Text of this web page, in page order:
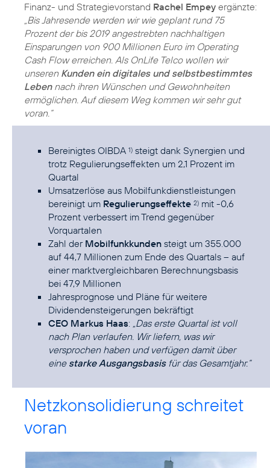
Finanz- und Strategievorstand Rachel Empey ergänzte:
„Bis Jahresende werden wir wie geplant rund 75
Prozent der bis 2019 angestrebten nachhaltigen
Einsparungen von 900 Millionen Euro im Operating
Cash Flow erreichen. Als OnLife Telco wollen wir
unseren Kunden ein digitales und selbstbestimmtes
Lebennach ihren Wünschen und Gewohnheiten
ermöglichen. Auf diesem Weg kommen wir sehr gut
voran.“
Bereinigtes OIBDA 1) steigt dank Synergien und
trotz Regulierungseffekten um 2,1 Prozent im
Quartal
Umsatzerlöse aus Mobilfunkdienstleistungen
bereinigt um Regulierungseffekte 2) mit -0,6
Prozent verbessert im Trend gegenüber
Vorquartalen
Zahl der Mobilfunkkunden steigt um 355.000
auf 44,7 Millionen zum Ende des Quartals – auf
einer marktvergleichbaren Berechnungsbasis
bei 47,9 Millionen
Jahresprognose und Pläne für weitere
Dividendensteigerungen bekräftigt
CEO Markus Haas: „Das erste Quartal ist voll
nach Plan verlaufen. Wir liefern, was wir
versprochen haben und verfügen damit über
eine starke Ausgangsbasisfür das Gesamtjahr.“
Netzkonsolidierung schreitet
voran